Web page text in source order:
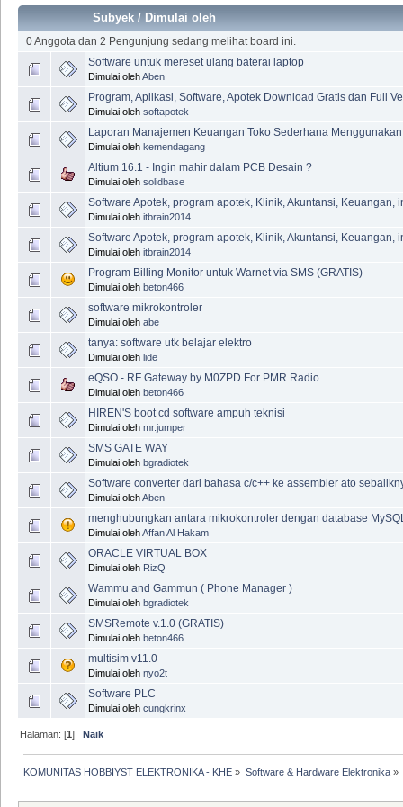
Subyek/ Dimulai oleh
0 Anggota dan 2 Pengunjung sedang melihat board ini.
Software untuk mereset ulang baterai laptop
Dimulai olehAben
Program, Aplikasi, Software, Apotek Download Gratis dan Full
Dimulai oleh softapotek
Laporan Manajemen Keuangan Toko Sederhana
Dimulai oleh kemendagang
Altium 16.1 - Ingin mahir dalam PCB Desain ?
Dimulai oleh solidbase
Software Apotek, program apotek, Klinik, Akuntansi, Keuangan,
Dimulai oleh itbrain2014
Software Apotek, program apotek, Klinik, Akuntansi, Keuangan,
Dimulai oleh itbrain2014
Program Billing Monitor untuk Warnet via SMS (GRATIS)
Dimulai oleh beton466
software mikrokontroler
Dimulai oleh abe
tanya: software utk belajar elektro
Dimulai oleh lide
eQSO - RF Gateway by M0ZPD For PMR Radio
Dimulai oleh beton466
HIREN'S boot cd software ampuh teknisi
Dimulai oleh mr.jumper
SMS GATE WAY
Dimulai oleh bgradiotek
Software converter dari bahasa c/c++ ke assembler ato
Dimulai olehAben
menghubungkan antara mikrokontroler dengan database
Dimulai olehAffan Al Hakam
ORACLE VIRTUAL BOX
Dimulai oleh RizQ
Wammu and Gammun ( Phone Manager )
Dimulai oleh bgradiotek
SMSRemote v.1.0 (GRATIS)
Dimulai oleh beton466
multisim v11.0
Dimulai oleh nyo2t
Software PLC
Dimulai oleh cungkrinx
Halaman: [1]Naik
KOMUNITAS HOBBIYST ELEKTRONIKA - KHE » Software & Hardware Elektronika»